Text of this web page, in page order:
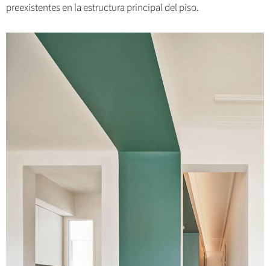
preexistentes en la estructura principal del piso.